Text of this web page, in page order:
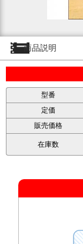
商品説明
型番
定価
販売価格
在庫数